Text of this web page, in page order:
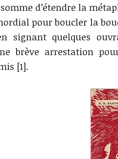
d’étendre la
pour boucler la
signant quelques
brève arrestation
[1].